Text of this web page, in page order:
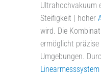
Ultrahochvakuum
Steifigkeit | hoher
wird. Die
ermöglicht präzise
Umgebungen.
Linearmesssystem